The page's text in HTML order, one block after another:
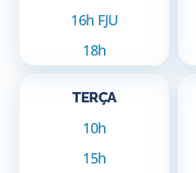
16h FJU
18h
TERÇA
10h
15h